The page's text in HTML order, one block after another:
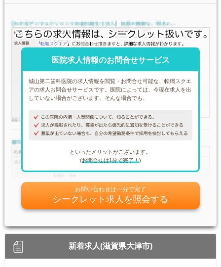
医院求人情報のお問合せサービス
城山第二歯科医院の求人情報を閲覧・お問合せ可能な、転職スクエ
アの求人お問合せサービスです。医院によっては、今現在求人を出
していない場合がございます。そんな場合でも、
といったメリットがございます。
(お問合せは1分で完了！)
お問い合わせは一分で完了
シークレット求人を照会する
新着求人(滋賀県大津市)